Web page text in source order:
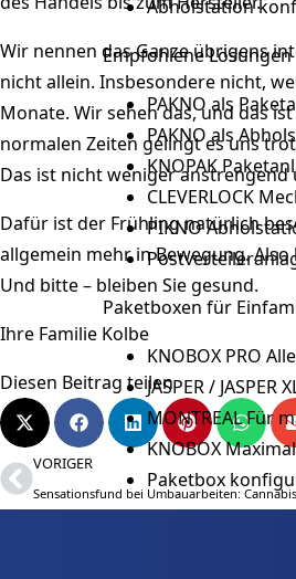
Abholstation
Empfohlene Lösungen
PAKNO als
PAKNO als
KNOPAK
CLEVERLOCK
PIKNO
Paketboxen für
KNOBOX PRO
JASPER / JASPER
MONTREALFür
KNOBOX
Paketbox
Wir nennen das Ganze übrigens
nicht allein. Insbesondere nicht,
Monate. Wir sehen das, und das
normalen Zeiten gelingt es uns
Das ist nicht weniger
Dafür ist der Frühling natürlich
allgemein mehr in Bewegung.
Und bitte – bleiben Sie gesund.
Ihre Familie Kolbe
Diesen Beitrag teilen
VORIGER
Sensationsfund bei Umbauarbeiten: